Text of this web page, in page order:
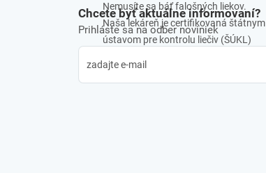
Nemusíte sa báť falošných liekov.
Naša lekáreň je certifikovaná štátnym
ústavom pre kontrolu liečiv (ŠÚKL)
Chcete byť aktuálne informovaní?
Prihláste sa na odber noviniek